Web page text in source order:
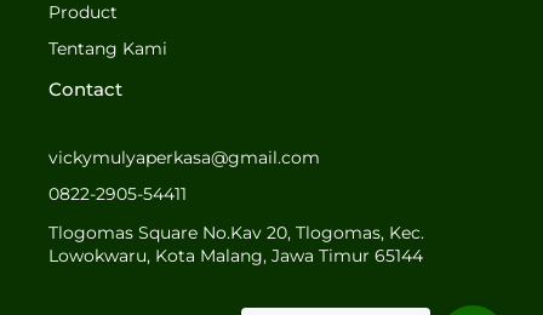
Product
Tentang Kami
Contact
vickymulyaperkasa@gmail.com
0822-2905-54411
Tlogomas Square No.Kav 20, Tlogomas, Kec.
Lowokwaru, Kota Malang, Jawa Timur 65144